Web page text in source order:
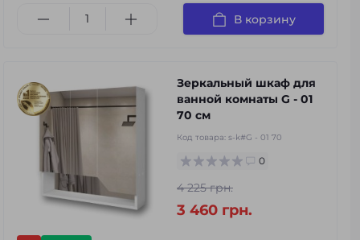
В корзину
Зеркальный шкаф для
ванной комнаты G - 01
70 см
Код товара: s-k#G - 01 70
0
4 225 грн.
3 460 грн.